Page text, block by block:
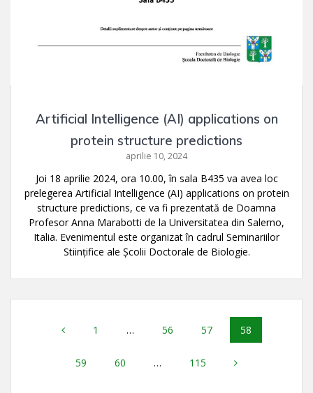
Artificial Intelligence (AI) applications on
protein structure predictions
aprilie 10, 2024
Joi 18 aprilie 2024, ora 10.00, în sala B435 va avea loc
prelegerea Artificial Intelligence (AI) applications on protein
structure predictions, ce va fi prezentată de Doamna
Profesor Anna Marabotti de la Universitatea din Salerno,
Italia. Evenimentul este organizat în cadrul Seminariilor
Stiințifice ale Școlii Doctorale de Biologie.
articole
Pagină
1 … Pagină
56 Pagină
57 Pagină
58
Pagină
59 Pagină
60 … Pagină
115